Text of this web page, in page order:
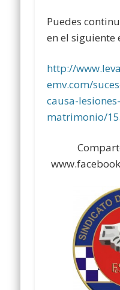
Puedes
en el siguiente
http://
emv.com/
causa-
matrimonio/